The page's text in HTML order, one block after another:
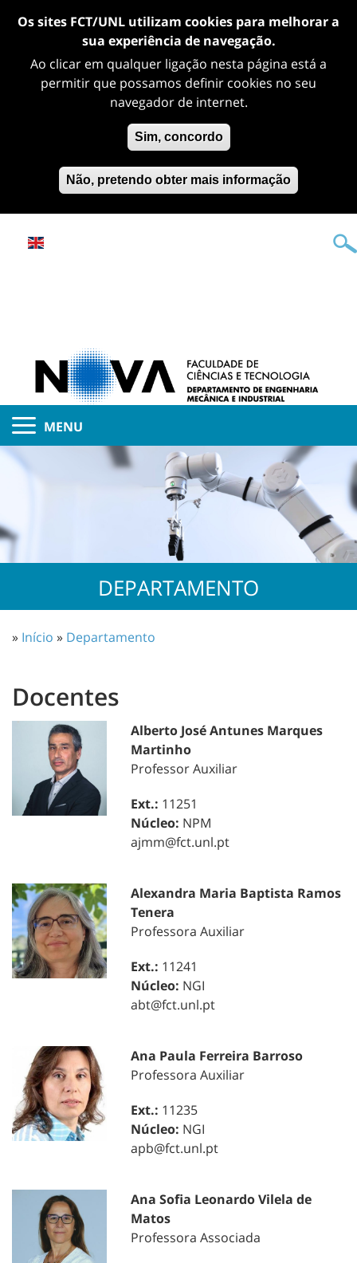
Os sites FCT/UNL utilizam cookies para melhorar a
sua experiência de navegação.
Ao clicar em qualquer ligação nesta página está a
permitir que possamos definir cookies no seu
navegador de internet.
Sim, concordo
Não, pretendo obter mais informação
MENU
DEPARTAMENTO
» Início » Departamento
Docentes
Alberto José Antunes Marques
Martinho
Professor Auxiliar
Ext.: 11251
Núcleo: NPM
ajmm@fct.unl.pt
Alexandra Maria Baptista Ramos
Tenera
Professora Auxiliar
Ext.: 11241
Núcleo: NGI
abt@fct.unl.pt
Ana Paula Ferreira Barroso
Professora Auxiliar
Ext.: 11235
Núcleo: NGI
apb@fct.unl.pt
Ana Sofia Leonardo Vilela de
Matos
Professora Associada